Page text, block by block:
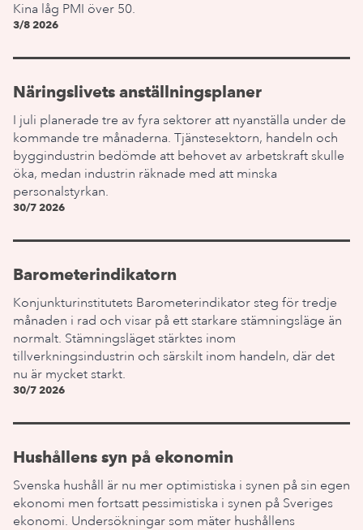
Kina låg PMI över 50.
3/8 2026
Näringslivets anställningsplaner
I juli planerade tre av fyra sektorer att nyanställa under de
kommande tre månaderna. Tjänstesektorn, handeln och
byggindustrin bedömde att behovet av arbetskraft skulle
öka, medan industrin räknade med att minska
personalstyrkan.
30/7 2026
Barometerindikatorn
Konjunkturinstitutets Barometerindikator steg för tredje
månaden i rad och visar på ett starkare stämningsläge än
normalt. Stämningsläget stärktes inom
tillverkningsindustrin och särskilt inom handeln, där det
nu är mycket starkt.
30/7 2026
Hushållens syn på ekonomin
Svenska hushåll är nu mer optimistiska i synen på sin egen
ekonomi men fortsatt pessimistiska i synen på Sveriges
ekonomi. Undersökningar som mäter hushållens